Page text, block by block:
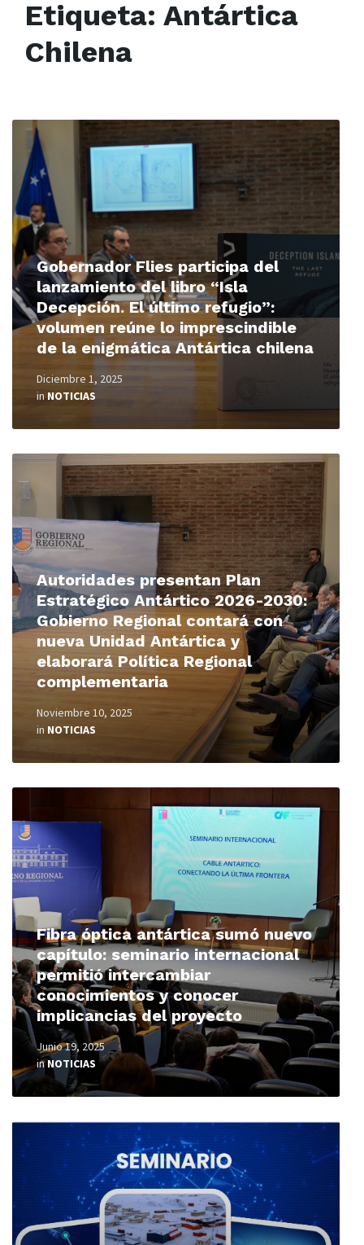
Etiqueta: Antártica
Chilena
Gobernador Flies participa del
lanzamiento del libro “Isla
Decepción. El último refugio”:
volumen reúne lo imprescindible
de la enigmática Antártica chilena
Diciembre 1, 2025
in NOTICIAS
Read
More
Autoridades presentan Plan
Estratégico Antártico 2026-2030:
Gobierno Regional contará con
nueva Unidad Antártica y
elaborará Política Regional
complementaria
Noviembre 10, 2025
in NOTICIAS
Read
Fibra óptica antártica sumó nuevo
capítulo: seminario internacional
permitió intercambiar
conocimientos y conocer
implicancias del proyecto
Junio 19, 2025
inNOTICIAS
Read
Read
More